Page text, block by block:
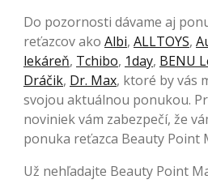
Do pozornosti dávame aj
reťazcov ako Albi, ALLTOYS,
lekáreň, Tchibo, 1day, BENU
Dráčik, Dr. Max, ktoré by vás
svojou aktuálnou ponukou.
noviniek vám zabezpečí, že
ponuka reťazca Beauty Point
Už nehľadajte Beauty Point